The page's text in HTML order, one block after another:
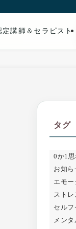
定講師＆セラピスト
タグ
0か1思
お知ら
エモー
ストレ
セルフ
メンタ